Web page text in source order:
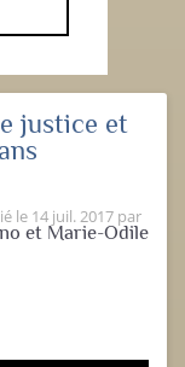
justice et
le 14 juil. 2017 par
et Marie-Odile